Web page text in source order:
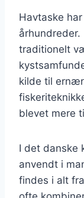
Havtaske
traditionelt
kilde til
blevet mere
I det danske
anvendt i
findes i alt